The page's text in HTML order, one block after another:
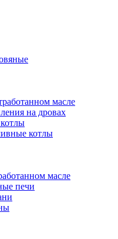
масле
на дровах
котлы
масле
печи